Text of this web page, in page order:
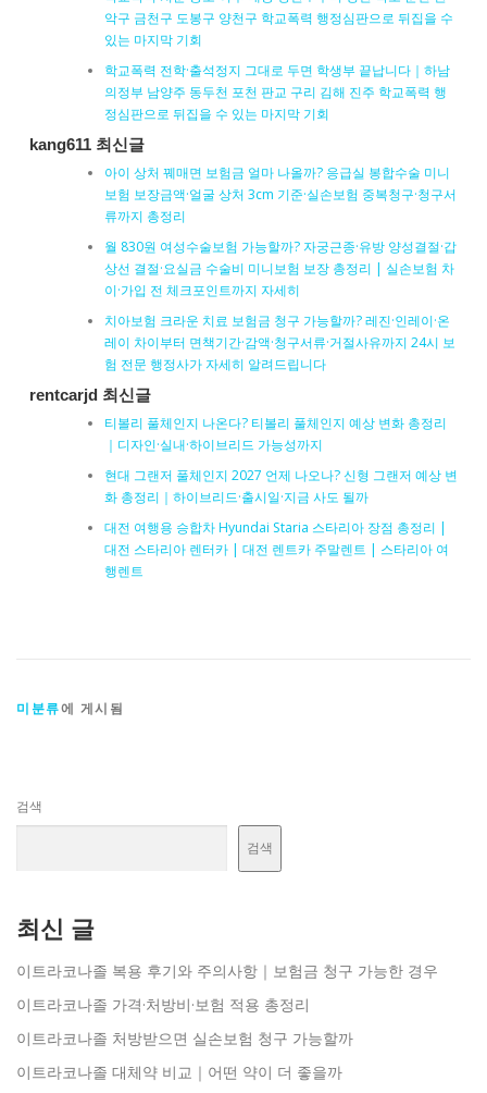
악구 금천구 도봉구 양천구 학교폭력 행정심판으로 뒤집을 수
있는 마지막 기회
학교폭력 전학·출석정지 그대로 두면 학생부 끝납니다｜하남
의정부 남양주 동두천 포천 판교 구리 김해 진주 학교폭력 행
정심판으로 뒤집을 수 있는 마지막 기회
kang611 최신글
아이 상처 꿰매면 보험금 얼마 나올까? 응급실 봉합수술 미니
보험 보장금액·얼굴 상처 3cm 기준·실손보험 중복청구·청구서
류까지 총정리
월 830원 여성수술보험 가능할까? 자궁근종·유방 양성결절·갑
상선 결절·요실금 수술비 미니보험 보장 총정리 | 실손보험 차
이·가입 전 체크포인트까지 자세히
치아보험 크라운 치료 보험금 청구 가능할까? 레진·인레이·온
레이 차이부터 면책기간·감액·청구서류·거절사유까지 24시 보
험 전문 행정사가 자세히 알려드립니다
rentcarjd 최신글
티볼리 풀체인지 나온다? 티볼리 풀체인지 예상 변화 총정리
｜디자인·실내·하이브리드 가능성까지
현대 그랜저 풀체인지 2027 언제 나오나? 신형 그랜저 예상 변
화 총정리｜하이브리드·출시일·지금 사도 될까
대전 여행용 승합차 Hyundai Staria 스타리아 장점 총정리 |
대전 스타리아 렌터카 | 대전 렌트카 주말렌트 | 스타리아 여
행렌트
미분류에 게시됨
검색
검색
최신 글
이트라코나졸 복용 후기와 주의사항｜보험금 청구 가능한 경우
이트라코나졸 가격·처방비·보험 적용 총정리
이트라코나졸 처방받으면 실손보험 청구 가능할까
이트라코나졸 대체약 비교｜어떤 약이 더 좋을까